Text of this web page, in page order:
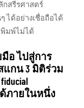
กสรีรศาสตร์
ๆ ได้อย่างเชื่อถือได้
พิมพ์ไม่ได้
อ ไปสู่การ
แกน 3 มิติร่วม
ด้ภายในหนึ่ง